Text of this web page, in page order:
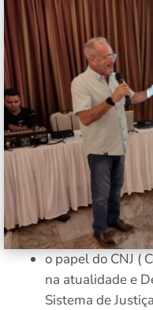
o papel do CNJ (
na atualidade e
Sistema de Justiça